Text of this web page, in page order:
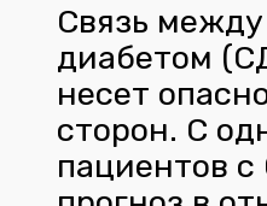
Связь
диабетом
несет
сторон. С
пациентов